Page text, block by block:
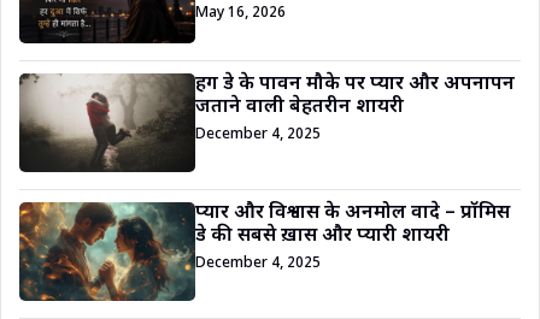
May 16, 2026
हग डे के पावन मौके पर प्यार और अपनापन
जताने वाली बेहतरीन शायरी
December 4, 2025
प्यार और विश्वास के अनमोल वादे – प्रॉमिस
डे की सबसे ख़ास और प्यारी शायरी
December 4, 2025